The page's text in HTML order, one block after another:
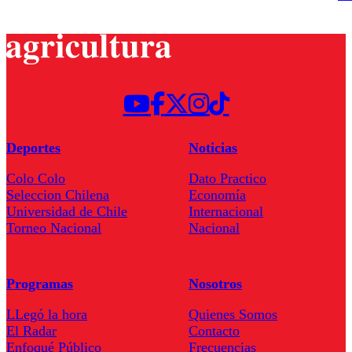
Deportes
Colo Colo
Seleccion Chilena
Universidad de Chile
Torneo Nacional
Noticias
Dato Practico
Economía
Internacional
Nacional
Programas
LLegó la hora
El Radar
Enfoqué Público
Nosotros
Quienes Somos
Contacto
Frecuencias